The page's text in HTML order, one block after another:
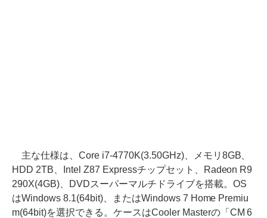
主な仕様は、Core i7-4770K(3.50GHz)、メモリ8GB、
HDD 2TB、Intel Z87 Expressチップセット、Radeon R9
290X(4GB)、DVDスーパーマルチドライブを搭載。OS
はWindows 8.1(64bit)、またはWindows 7 Home Premiu
m(64bit)を選択できる。ケースはCooler Masterの「CM 6